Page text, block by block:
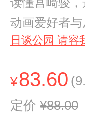
动画爱好者
日谈公园 请容
¥83.60
定价 ¥88.00